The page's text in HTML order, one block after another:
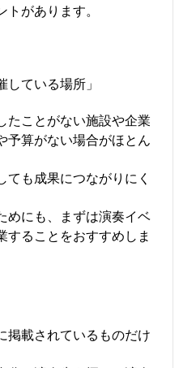
があります。
している場所」
たことがない施設や企業
予算がない場合がほとん
も成果につながりにく
めにも、まずは演奏イベ
することをおすすめしま
掲載されているものだけ